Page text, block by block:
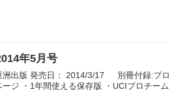
年5月号
洲出版 発売日： 2014/3/17 別冊付録:プ
ジ ・1年間使える保存版 ・UCIプロチー